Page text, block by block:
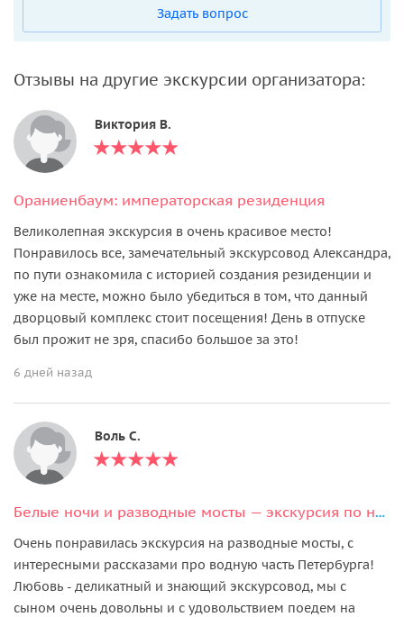
Задать вопрос
Отзывы на другие экскурсии организатора:
Виктория В.
Ораниенбаум: императорская резиденция
Великолепная экскурсия в очень красивое место!
Понравилось все, замечательный экскурсовод Александра,
по пути ознакомила с историей создания резиденции и
уже на месте, можно было убедиться в том, что данный
дворцовый комплекс стоит посещения! День в отпуске
был прожит не зря, спасибо большое за это!
6 дней назад
Воль С.
Белые ночи и разводные мосты — экскурсия по ночному Петербургу
Очень понравилась экскурсия на разводные мосты, с
интересными рассказами про водную часть Петербурга!
Любовь - деликатный и знающий экскурсовод, мы с
сыном очень довольны и с удовольствием поедем на